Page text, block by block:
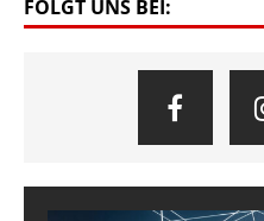
FOLGT UNS BEI: